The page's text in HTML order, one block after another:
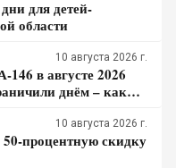
для детей-
области
10 августа 2026 г.
в августе 2026
днём – как
10 августа 2026 г.
процентную скидку